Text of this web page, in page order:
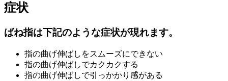
症状
ばね指は下記のような症状が現れます。
指の曲げ伸ばしをスムーズにできない
指の曲げ伸ばしでカクカクする
指の曲げ伸ばしで引っかかり感がある